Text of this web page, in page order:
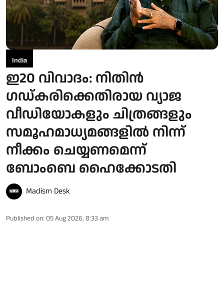
India
ഇ20 വിവാദം: നിതിന്‍
ഗഡ്കരിക്കെതിരായ വ്യാജ
വീഡിയോകളും ചിത്രങ്ങളും
സമൂഹമാധ്യമങ്ങളില്‍ നിന്ന്
നീക്കം ചെയ്യണമെന്ന്
ബോംബെ ഹൈക്കോടതി
Madism Desk
Published on: 05 Aug 2026, 8:33 am